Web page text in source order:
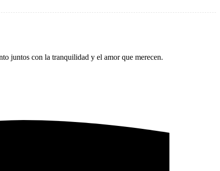
juntos con la tranquilidad y el amor que merecen.